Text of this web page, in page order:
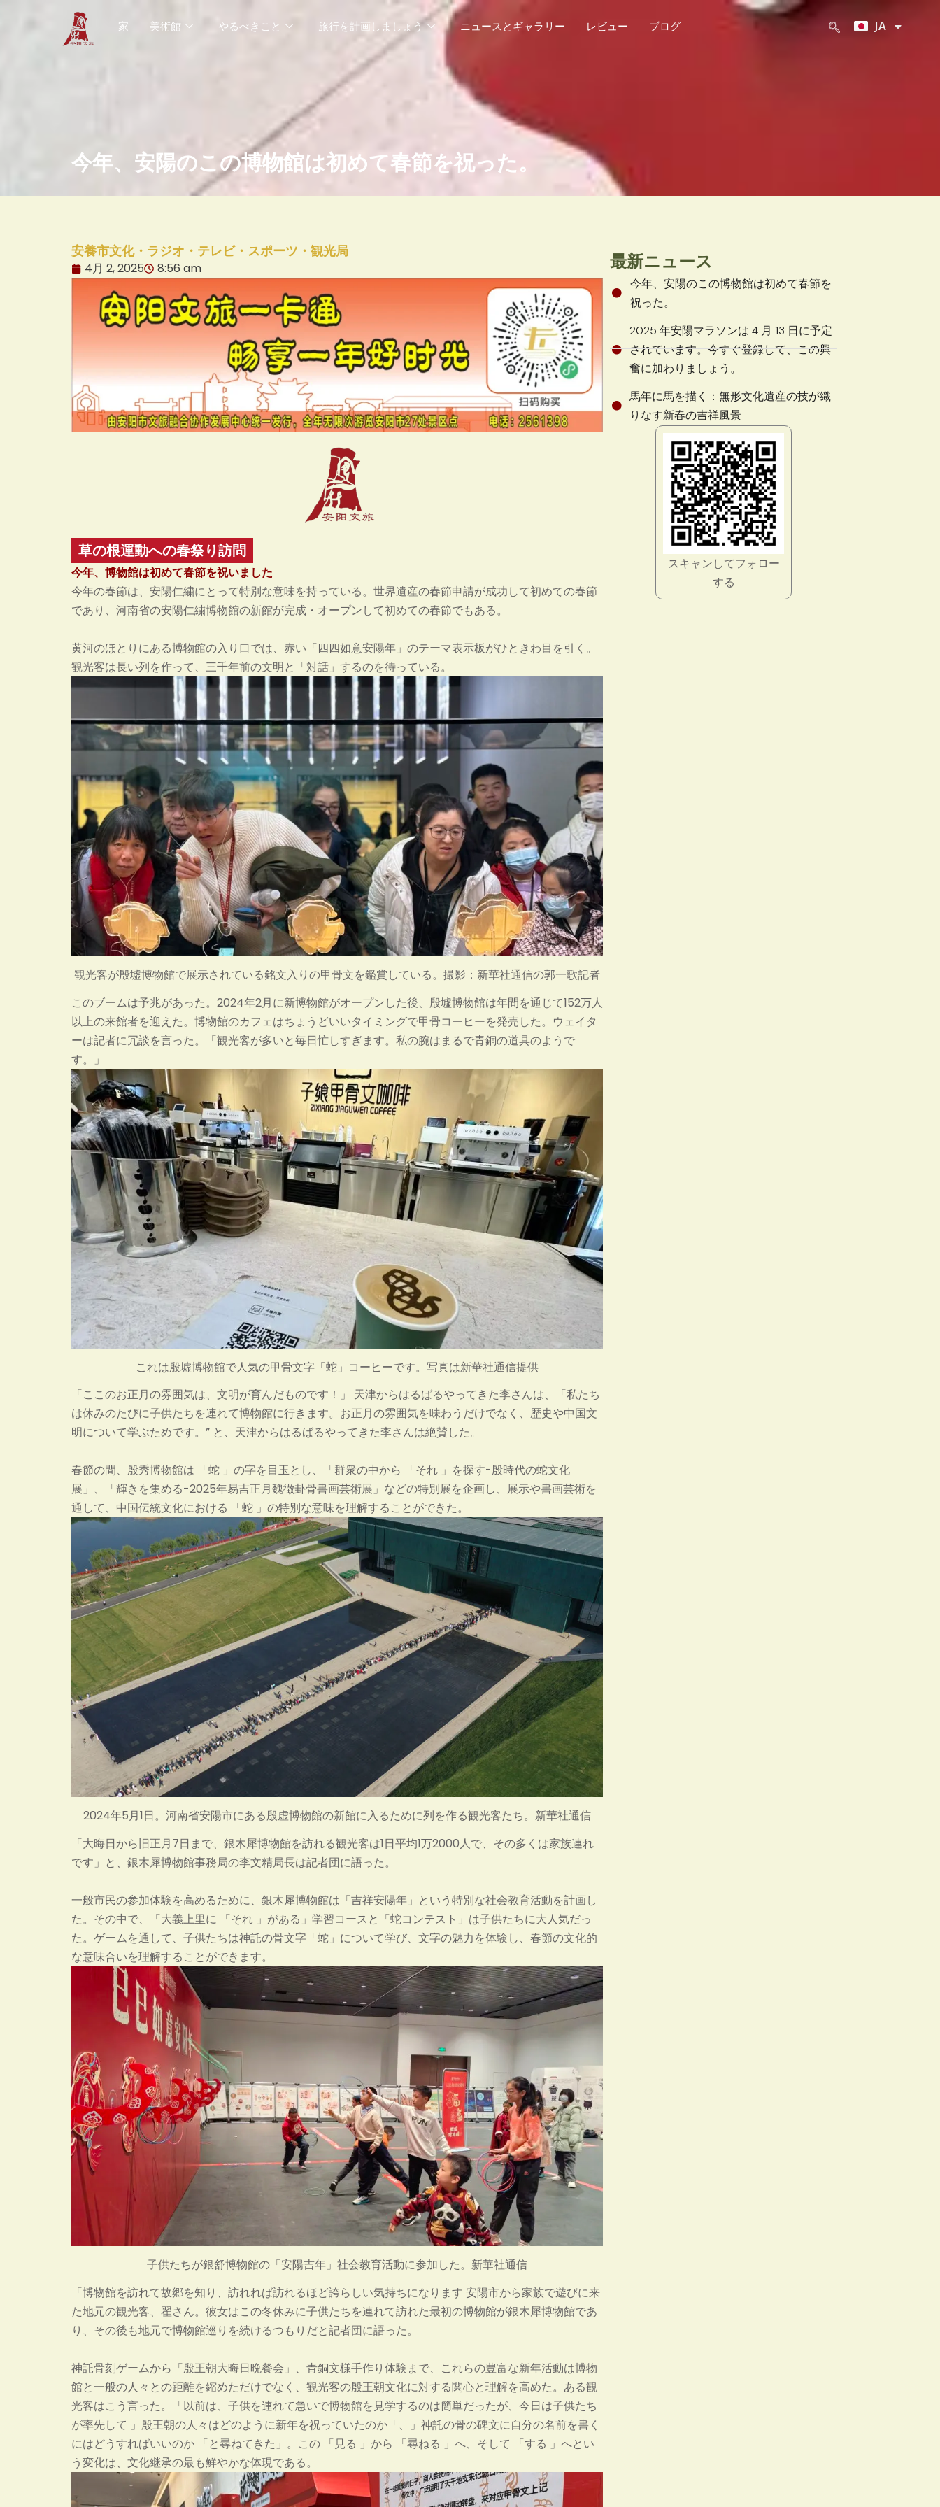
家 美術館 やるべきこと 旅行を計画しましょう ニュースとギャラリー レビュー ブログ JA
ZH
今年、安陽のこの博物館は初めて春節を祝った。
最新ニュース
今年、安陽のこの博物館は初めて春節を
祝った。
2025 年安陽マラソンは 4 月 13 日に予定
されています。今すぐ登録して、この興
奮に加わりましょう。
馬年に馬を描く：無形文化遺産の技が織
りなす新春の吉祥風景
スキャンしてフォロー
する
安養市文化・ラジオ・テレビ・スポーツ・観光局
4月 2, 2025 8:56 am
草の根運動への春祭り訪問
今年、博物館は初めて春節を祝いました
今年の春節は、安陽仁繍にとって特別な意味を持っている。世界遺産の春節申請が成功して初めての春節
であり、河南省の安陽仁繍博物館の新館が完成・オープンして初めての春節でもある。
黄河のほとりにある博物館の入り口では、赤い「四四如意安陽年」のテーマ表示板がひときわ目を引く。
観光客は長い列を作って、三千年前の文明と「対話」するのを待っている。
観光客が殷墟博物館で展示されている銘文入りの甲骨文を鑑賞している。撮影：新華社通信の郭一歌記者
このブームは予兆があった。2024年2月に新博物館がオープンした後、殷墟博物館は年間を通じて152万人
以上の来館者を迎えた。博物館のカフェはちょうどいいタイミングで甲骨コーヒーを発売した。ウェイタ
ーは記者に冗談を言った。「観光客が多いと毎日忙しすぎます。私の腕はまるで青銅の道具のようで
す。」
これは殷墟博物館で人気の甲骨文字「蛇」コーヒーです。写真は新華社通信提供
「ここのお正月の雰囲気は、文明が育んだものです！」 天津からはるばるやってきた李さんは、「私たち
は休みのたびに子供たちを連れて博物館に行きます。お正月の雰囲気を味わうだけでなく、歴史や中国文
明について学ぶためです。” と、天津からはるばるやってきた李さんは絶賛した。
春節の間、殷秀博物館は 「蛇 」の字を目玉とし、「群衆の中から 「それ 」を探す-殷時代の蛇文化
展」、「輝きを集める-2025年易吉正月魏徴卦骨書画芸術展」などの特別展を企画し、展示や書画芸術を
通して、中国伝統文化における 「蛇 」の特別な意味を理解することができた。
2024年5月1日。河南省安陽市にある殷虚博物館の新館に入るために列を作る観光客たち。新華社通信
「大晦日から旧正月7日まで、銀木犀博物館を訪れる観光客は1日平均1万2000人で、その多くは家族連れ
です」と、銀木犀博物館事務局の李文精局長は記者団に語った。
一般市民の参加体験を高めるために、銀木犀博物館は「吉祥安陽年」という特別な社会教育活動を計画し
た。その中で、「大義上里に 「それ 」がある」学習コースと「蛇コンテスト」は子供たちに大人気だっ
た。ゲームを通して、子供たちは神託の骨文字「蛇」について学び、文字の魅力を体験し、春節の文化的
な意味合いを理解することができます。
子供たちが銀舒博物館の「安陽吉年」社会教育活動に参加した。新華社通信
「博物館を訪れて故郷を知り、訪れれば訪れるほど誇らしい気持ちになります 安陽市から家族で遊びに来
た地元の観光客、翟さん。彼女はこの冬休みに子供たちを連れて訪れた最初の博物館が銀木犀博物館であ
り、その後も地元で博物館巡りを続けるつもりだと記者団に語った。
神託骨刻ゲームから「殷王朝大晦日晩餐会」、青銅文様手作り体験まで、これらの豊富な新年活動は博物
館と一般の人々との距離を縮めただけでなく、観光客の殷王朝文化に対する関心と理解を高めた。ある観
光客はこう言った。「以前は、子供を連れて急いで博物館を見学するのは簡単だったが、今日は子供たち
が率先して 」殷王朝の人々はどのように新年を祝っていたのか「、」神託の骨の碑文に自分の名前を書く
にはどうすればいいのか 「と尋ねてきた」。この 「見る 」から 「尋ねる 」へ、そして 「する 」へとい
う変化は、文化継承の最も鮮やかな体現である。